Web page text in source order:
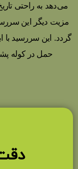
می‌دهد به راحتی
مزیت دیگر این
گردد. این سررسید با
حمل در کوله